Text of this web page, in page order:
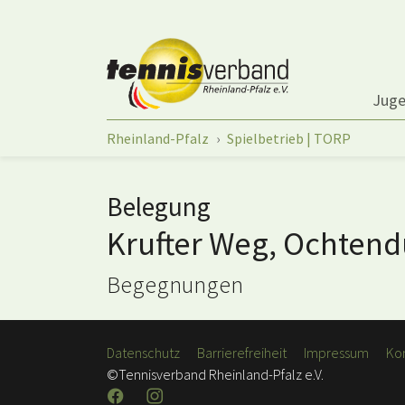
Sie sind hier:
Rheinland-Pfalz Spielbetrieb | TORP
Belegung
Krufter Weg,
Begegnungen
Datenschutz Barrierefreiheit Impressum
©Tennisverband Rheinland-Pfalz e.V.